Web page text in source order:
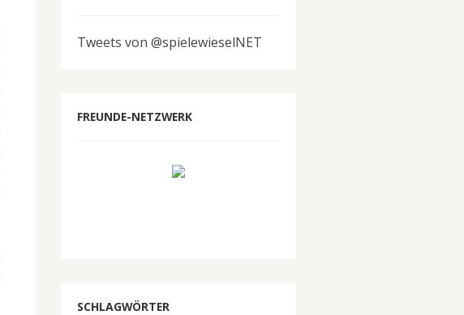
Tweets von @spielewieselNET
FREUNDE-NETZWERK
SCHLAGWÖRTER